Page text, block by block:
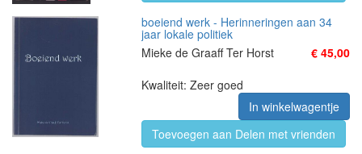
boeiend werk - Herinneringen aan 34
jaar lokale politiek
Mieke de Graaff Ter Horst
€ 45,00
Kwaliteit: Zeer goed
In winkelwagentje
Toevoegen aan Delen met vrienden